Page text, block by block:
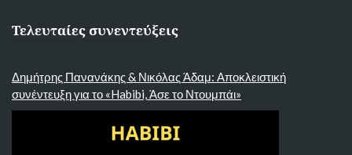
Τελευταίες συνεντεύξεις
Δημήτρης Πανανάκης & Νικόλας Άδαμ: Αποκλειστική
συνέντευξη για το «Habibi, Άσε το Ντουμπάι»